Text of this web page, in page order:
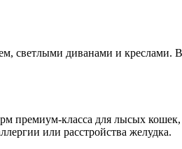
светлыми диванами и креслами.
премиум-класса для лысых
или расстройства желудка.